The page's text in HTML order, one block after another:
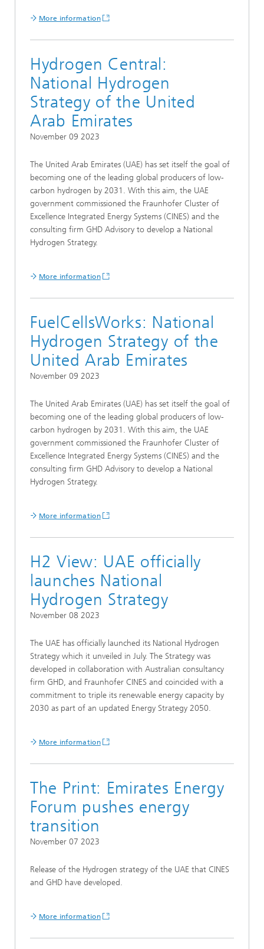
More information
Hydrogen Central:
National Hydrogen
Strategy of the United
Arab Emirates
November 09 2023
The United Arab Emirates (UAE) has set itself the goal of
becoming one of the leading global producers of low-
carbon hydrogen by 2031. With this aim, the UAE
government commissioned the Fraunhofer Cluster of
Excellence Integrated Energy Systems (CINES) and the
consulting firm GHD Advisory to develop a National
Hydrogen Strategy.
More information
FuelCellsWorks: National
Hydrogen Strategy of the
United Arab Emirates
November 09 2023
The United Arab Emirates (UAE) has set itself the goal of
becoming one of the leading global producers of low-
carbon hydrogen by 2031. With this aim, the UAE
government commissioned the Fraunhofer Cluster of
Excellence Integrated Energy Systems (CINES) and the
consulting firm GHD Advisory to develop a National
Hydrogen Strategy.
More information
H2 View: UAE officially
launches National
Hydrogen Strategy
November 08 2023
The UAE has officially launched its National Hydrogen
Strategy which it unveiled in July. The Strategy was
developed in collaboration with Australian consultancy
firm GHD, and Fraunhofer CINES and coincided with a
commitment to triple its renewable energy capacity by
2030 as part of an updated Energy Strategy 2050.
More information
The Print: Emirates Energy
Forum pushes energy
transition
November 07 2023
Release of the Hydrogen strategy of the UAE that CINES
and GHD have developed.
More information